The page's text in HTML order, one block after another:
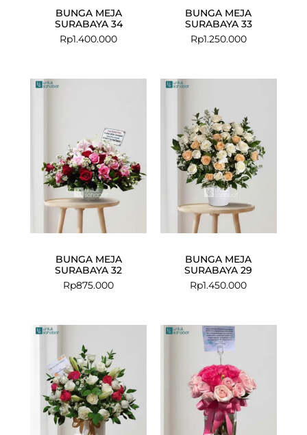
BUNGA MEJA
SURABAYA 34
Rp1.400.000
BUNGA MEJA
SURABAYA 33
Rp1.250.000
BUNGA MEJA
SURABAYA 32
Rp875.000
BUNGA MEJA
SURABAYA 29
Rp1.450.000